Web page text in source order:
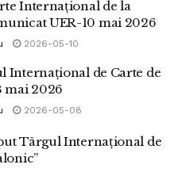
Internațional de la
UER-10 mai 2026
2026-05-10
Internațional de Carte de
mai 2026
2026-05-08
Târgul Internațional de